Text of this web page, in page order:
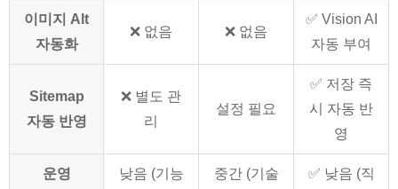
이미지 Alt
자동화
❌ 없음 ❌ 없음
✅ Vision AI
자동 부여
Sitemap
자동 반영
❌ 별도 관
리
설정 필요
✅ 저장 즉
시 자동 반
영
운영
낮음 (기능
중간 (기술
✅ 낮음 (직